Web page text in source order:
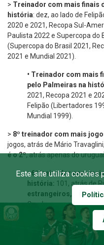
> Treinador com mais finais
história: dez, ao lado de
2020 e 2021, Recopa Sul-
Paulista 2022 e Supercopa do
(Supercopa do Brasil 2021,
2021 e Mundial 2021).
• Treinador com mais
pelo Palmeiras na
2021, Recopa 2021 e
Felipão (Libertadores
Mundial 1999).
> 8º treinador com mais
jogos, atrás de Mário
é o 2º, atrás apenas do
•6º treinador com
história: 101, atrás de
estrangeiros, é o 2º,
Cambon, com 179.
>2º treinador com mais
Libertadores: 20, atrás
Este site utiliza cookies